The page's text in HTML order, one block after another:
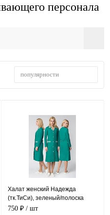
персонала
популярности
Халат женский Надежда
(тк.ТиСи), зеленый/полоска
750 ₽ / шт